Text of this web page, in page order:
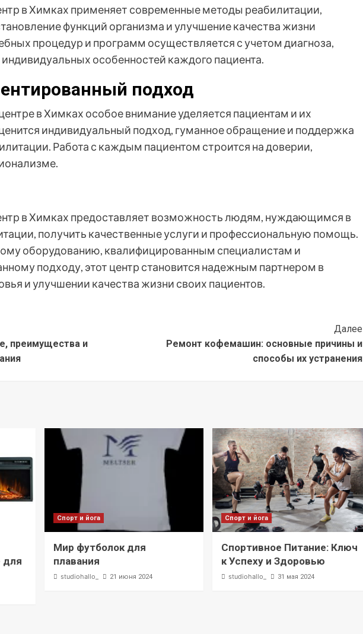
в Химках применяет современные методы реабилитации,
функций организма и улучшение качества жизни
процедур и программ осуществляется с учетом диагноза,
особенностей каждого пациента.
подход
в Химках особое внимание уделяется пациентам и их
индивидуальный подход, гуманное обращение и поддержка
Работа с каждым пациентом строится на доверии,
в Химках предоставляет возможность людям, нуждающимся в
получить качественные услуги и профессиональную помощь.
оборудованию, квалифицированным специалистам и
подходу, этот центр становится надежным партнером в
и улучшении качества жизни своих пациентов.
преимущества и
Далее
Ремонт кофемашин: основные причины и
способы их устранения
для
Спорт и йога
Мир футболок для
плавания
studiohallo_ 21 июня 2024
Спорт и йога
Спортивное Питание: Ключ
к Успеху и Здоровью
studiohallo_ 31 мая 2024